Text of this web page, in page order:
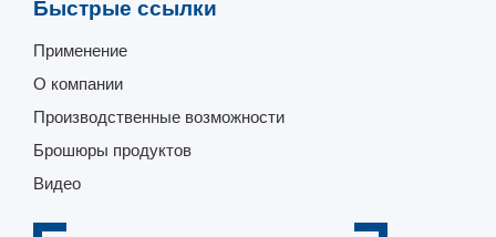
Быстрые ссылки
Применение
О компании
Производственные возможности
Брошюры продуктов
Видео